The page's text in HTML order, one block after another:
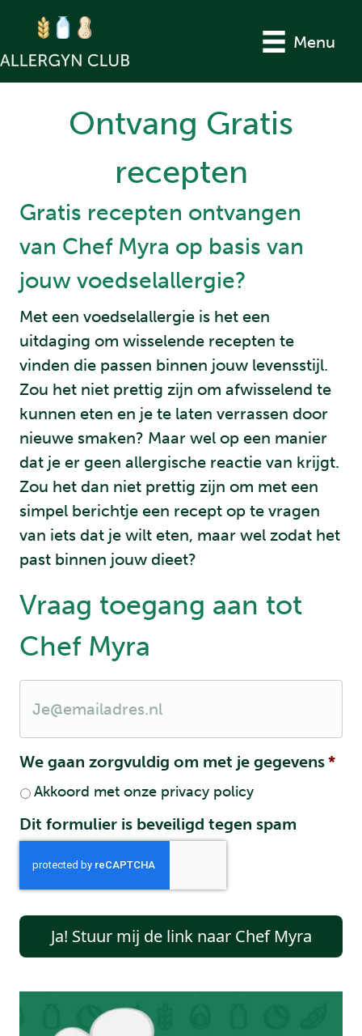
Menu
Ontvang Gratis
recepten
Gratis recepten ontvangen
van Chef Myra op basis van
jouw voedselallergie?
Met een voedselallergie is het een
uitdaging om wisselende recepten te
vinden die passen binnen jouw levensstijl.
Zou het niet prettig zijn om afwisselend te
kunnen eten en je te laten verrassen door
nieuwe smaken? Maar wel op een manier
dat je er geen allergische reactie van krijgt.
Zou het dan niet prettig zijn om met een
simpel berichtje een recept op te vragen
van iets dat je wilt eten, maar wel zodat het
past binnen jouw dieet?
Vraag toegang aan tot
Chef Myra
e
-
a
i
l
e
*
We gaan zorgvuldig om met je gegevens*
Akkoord met onze privacy policy
Dit formulier is beveiligd tegen spam